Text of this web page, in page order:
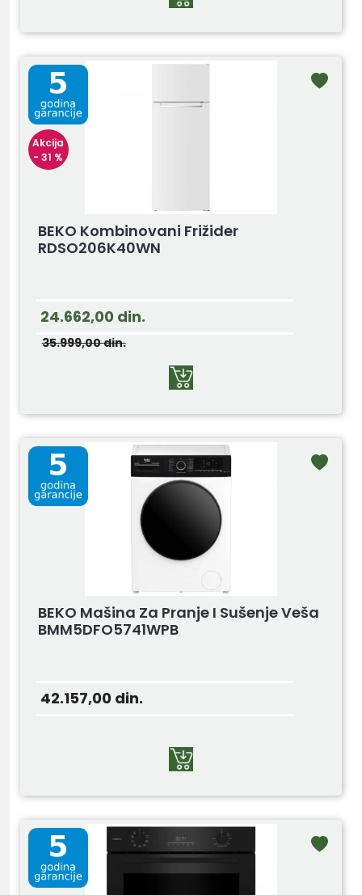
Akcija
- 31 %
BEKO Kombinovani Frižider
RDSO206K40WN
24.662,00 din.
35.999,00din.
BEKO Mašina Za Pranje I Sušenje Veša
BMM5DFO5741WPB
42.157,00 din.